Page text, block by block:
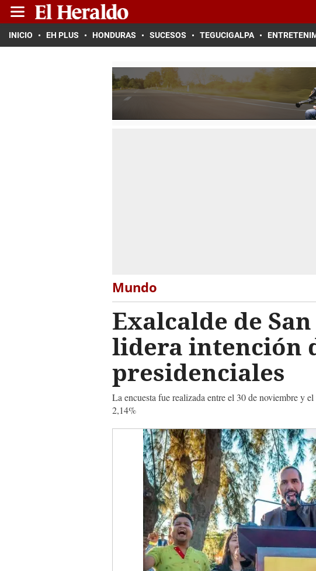
INICIO EH PLUS HONDURAS SUCESOS TEGUCIGALPA
Mundo
Exalcalde de
lidera intención
presidenciales
La encuesta fue realizada entre el 30 de noviembre y
2,14%